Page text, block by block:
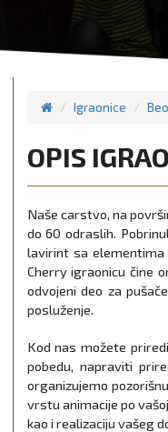
Igraonice
OPIS
Naše carstvo, na
do 60 odraslih.
lavirint sa elementima
Cherry igraonicu čine
odvojeni deo za puš
posluženje.
Kod nas možete
pobedu, napraviti
organizujemo
vrstu animacije po
kao i realizaciju vašeg